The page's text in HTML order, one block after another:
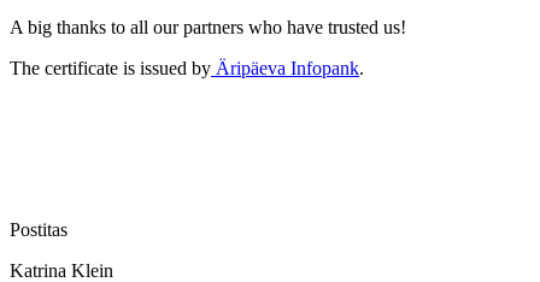
A big thanks to all our partners who have trusted us!
The certificate is issued by Äripäeva Infopank.
Postitas
Katrina Klein